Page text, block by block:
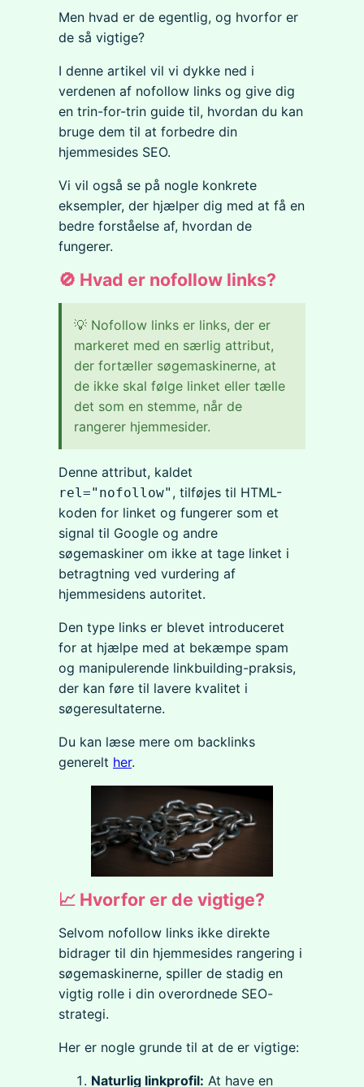
Men hvad er de egentlig, og hvorfor er
de så vigtige?
I denne artikel vil vi dykke ned i
verdenen af nofollow links og give dig
en trin-for-trin guide til, hvordan du kan
bruge dem til at forbedre din
hjemmesides SEO.
Vi vil også se på nogle konkrete
eksempler, der hjælper dig med at få en
bedre forståelse af, hvordan de
fungerer.
🚫 Hvad er nofollow links?
💡 Nofollow links er links, der er
markeret med en særlig attribut,
der fortæller søgemaskinerne, at
de ikke skal følge linket eller tælle
det som en stemme, når de
rangerer hjemmesider.
Denne attribut, kaldet
rel="nofollow" , tilføjes til HTML-
koden for linket og fungerer som et
signal til Google og andre
søgemaskiner om ikke at tage linket i
betragtning ved vurdering af
hjemmesidens autoritet.
Den type links er blevet introduceret
for at hjælpe med at bekæmpe spam
og manipulerende linkbuilding-praksis,
der kan føre til lavere kvalitet i
søgeresultaterne.
Du kan læse mere om backlinks
generelt her.
📈 Hvorfor er de vigtige?
Selvom nofollow links ikke direkte
bidrager til din hjemmesides rangering i
søgemaskinerne, spiller de stadig en
vigtig rolle i din overordnede SEO-
strategi.
Her er nogle grunde til at de er vigtige:
Naturlig linkprofil: At have en